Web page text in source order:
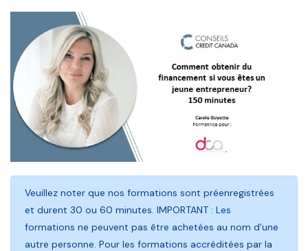
Veuillez noter que nos formations sont préenregistrées
et durent 30 ou 60 minutes. IMPORTANT : Les
formations ne peuvent pas être achetées au nom d’une
autre personne. Pour les formations accréditées par la